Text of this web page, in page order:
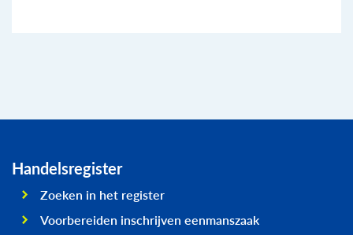
Handelsregister
Zoeken in het register
Voorbereiden inschrijven eenmanszaak